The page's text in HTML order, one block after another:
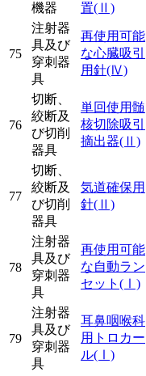
機器
置(Ⅱ)
75
注射器
具及び
穿刺器
具
再使用可能
な心臓吸引
用針(Ⅳ)
76
切断、
絞断及
び切削
器具
単回使用髄
核切除吸引
摘出器(Ⅱ)
77
切断、
絞断及
び切削
器具
気道確保用
針(Ⅱ)
78
注射器
具及び
穿刺器
具
再使用可能
な自動ラン
セット (Ⅰ)
79
注射器
具及び
穿刺器
具
耳鼻咽喉科
用トロカー
ル(Ⅰ)